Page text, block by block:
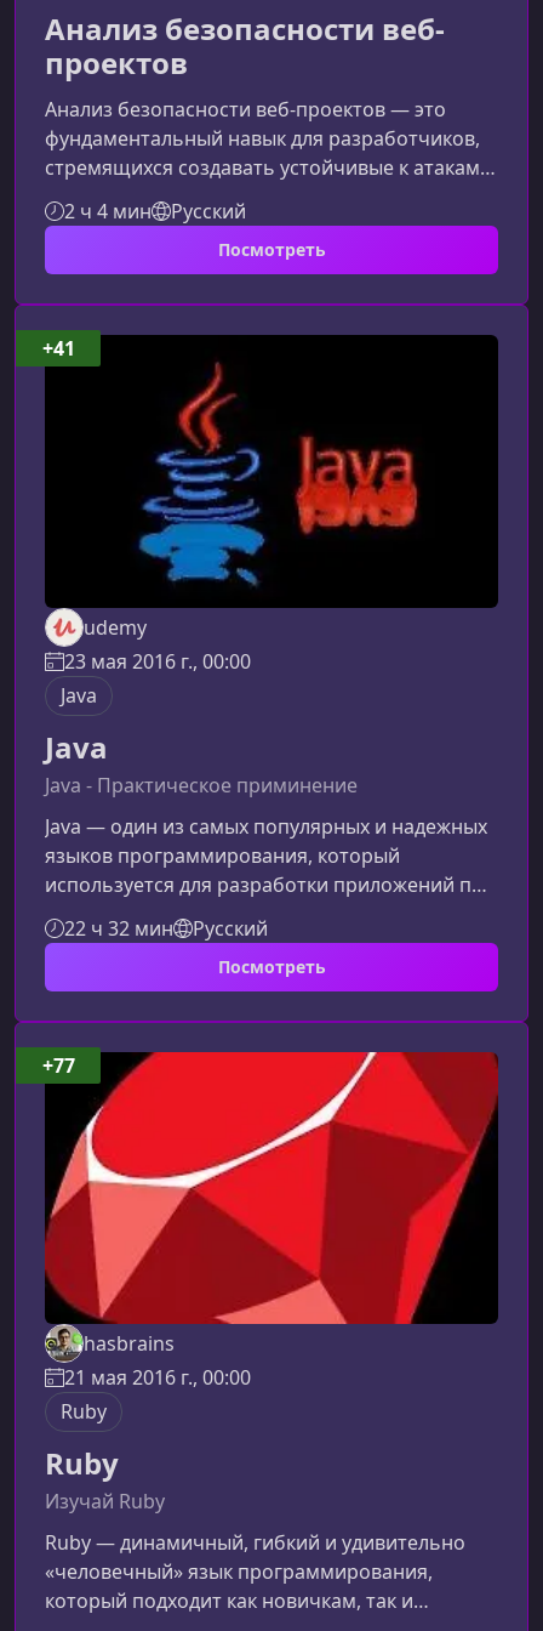
Анализ безопасности веб-
проектов
Анализ безопасности веб‑проектов — это
фундаментальный навык для разработчиков,
стремящихся создавать устойчивые к атакам
приложения. Этот курс помогает понять
ключевые риски веб‑среды и выстроить
процесс безопасной разработки на
целостное понимание того, как устроены
угрозы веб‑приложений и какие подходы
позволяют минимизировать уязвимости ещё
на ранних этапах разработки. Освоение
принципов архитект
2 ч 4 мин Русский
Посмотреть
udemy
23 мая 2016 г., 00:00
Java
Java
Java - Практическое приминение
Java — один из самых популярных и надежных
языков программирования, который
используется для разработки приложений под
различные устройства и платформы. Этот курс
поможет вам с нуля освоить основы Java и
понять, как язык применяется в реальной
начинающих разработчиков, которые хотят
познакомиться с Java и освоить принципы
современного программирования. Материал
подаётся последовательно и понятно, без
пере
22 ч 32 мин Русский
Посмотреть
+41
hasbrains
21 мая 2016 г., 00:00
Ruby
Ruby
Изучай Ruby
Ruby — динамичный, гибкий и удивительно
«человечный» язык программирования,
который подходит как новичкам, так и
+77